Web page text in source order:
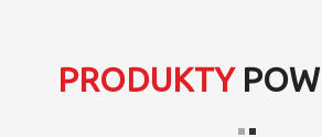
PRODUKTY